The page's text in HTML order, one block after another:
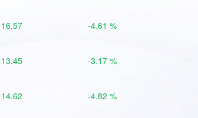
16.57 -4.61 %
13.45 -3.17 %
14.62 -4.82 %